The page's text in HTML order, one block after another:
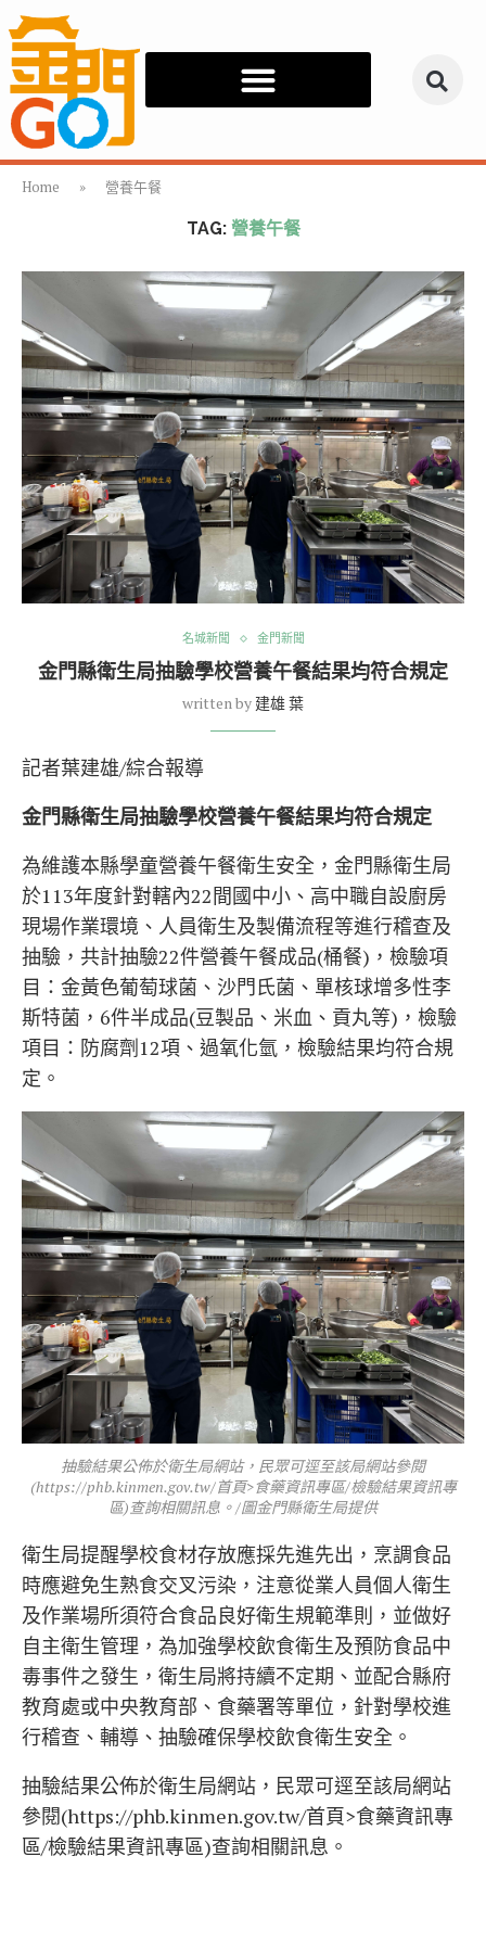
Home » 營養午餐
TAG: 營養午餐
名城新聞 金門新聞
金門縣衛生局抽驗學校營養午餐結果均符合規定
written by 建雄 葉
記者葉建雄/綜合報導
金門縣衛生局抽驗學校營養午餐結果均符合規定
為維護本縣學童營養午餐衛生安全，金門縣衛生局
於113年度針對轄內22間國中小、高中職自設廚房
現場作業環境、人員衛生及製備流程等進行稽查及
抽驗，共計抽驗22件營養午餐成品(桶餐)，檢驗項
目：金黃色葡萄球菌、沙門氏菌、單核球增多性李
斯特菌，6件半成品(豆製品、米血、貢丸等)，檢驗
項目：防腐劑12項、過氧化氫，檢驗結果均符合規
定。
抽驗結果公佈於衛生局網站，民眾可逕至該局網站參閱
(https://phb.kinmen.gov.tw/首頁>食藥資訊專區/檢驗結果資訊專
區)查詢相關訊息。/圖金門縣衛生局提供
衛生局提醒學校食材存放應採先進先出，烹調食品
時應避免生熟食交叉污染，注意從業人員個人衛生
及作業場所須符合食品良好衛生規範準則，並做好
自主衛生管理，為加強學校飲食衛生及預防食品中
毒事件之發生，衛生局將持續不定期、並配合縣府
教育處或中央教育部、食藥署等單位，針對學校進
行稽查、輔導、抽驗確保學校飲食衛生安全。
抽驗結果公佈於衛生局網站，民眾可逕至該局網站
參閱(https://phb.kinmen.gov.tw/首頁>食藥資訊專
區/檢驗結果資訊專區)查詢相關訊息。